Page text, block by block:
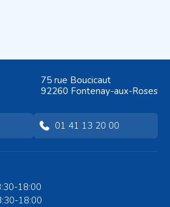
75 rue Boucicaut
92260 Fontenay-aux-Roses
01 41 13 20 00
18:00
18:00